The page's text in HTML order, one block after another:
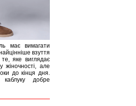
має вимагати
взуття
яке виглядає
жіночності, але
до кінця дня.
добре